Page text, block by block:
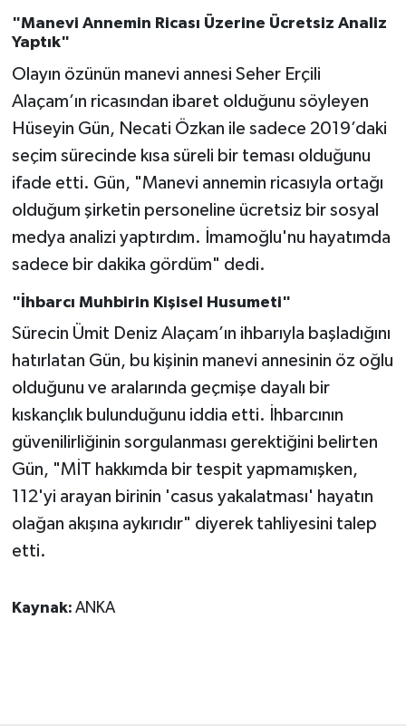
"Manevi Annemin Ricası Üzerine Ücretsiz Analiz
Yaptık"
Olayın özünün manevi annesi Seher Erçili
Alaçam’ın ricasından ibaret olduğunu söyleyen
Hüseyin Gün, Necati Özkan ile sadece 2019’daki
seçim sürecinde kısa süreli bir teması olduğunu
ifade etti. Gün, "Manevi annemin ricasıyla ortağı
olduğum şirketin personeline ücretsiz bir sosyal
medya analizi yaptırdım. İmamoğlu'nu hayatımda
sadece bir dakika gördüm" dedi.
"İhbarcı Muhbirin Kişisel Husumeti"
Sürecin Ümit Deniz Alaçam’ın ihbarıyla başladığını
hatırlatan Gün, bu kişinin manevi annesinin öz oğlu
olduğunu ve aralarında geçmişe dayalı bir
kıskançlık bulunduğunu iddia etti. İhbarcının
güvenilirliğinin sorgulanması gerektiğini belirten
Gün, "MİT hakkımda bir tespit yapmamışken,
112'yi arayan birinin 'casus yakalatması' hayatın
olağan akışına aykırıdır" diyerek tahliyesini talep
etti.
Kaynak: ANKA